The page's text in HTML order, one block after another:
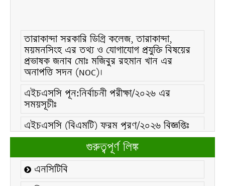
তারাকান্দা সরকারি ডিগ্রি কলেজ, তারাকান্দা,
ময়মনসিংহ এর তথ্য ও যোগাযোগ প্রযুক্তি বিষয়ের
প্রভাষক জনাব মোঃ মজিবুর রহমান খান এর
অনাপত্তি সদন (NOC)।
এইচএসসি পূন:নির্বাচনী পরীক্ষা/২০২৬ এর
সময়সূচীঃ
এইচএসসি (বিএমটি) ফরম পূরণ/২০২৬ বিজ্ঞপ্তিঃ
এইচএসসি ফরম/২০২৬ পূরণ বিজ্ঞপ্তিঃ
২১ ফেব্রুয়ারি/২০২৬ ইং তারিখে “শহিদ দিবস ও
আন্তর্জাতিক মাতৃভাষা দিবস-২০২৬ উদযাপন
গুরুত্বপূর্ণ লিঙ্ক
এনসিটিবি